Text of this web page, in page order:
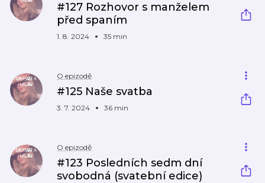
#127 Rozhovor s manželem
před spaním
1. 8. 2024 35 min
O epizodě
#125 Naše svatba
3. 7. 2024 36 min
O epizodě
#123 Posledních sedm dní
svobodná (svatební edice)